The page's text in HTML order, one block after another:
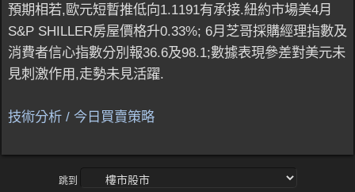
預期相若,歐元短暫推低向1.1191有承接.紐約市場美4月
S&P SHILLER房屋價格升0.33%; 6月芝哥採購經理指數及
消費者信心指數分別報36.6及98.1;數據表現參差對美元未
見刺激作用,走勢未見活躍.
技術分析 / 今日買賣策略
跳到